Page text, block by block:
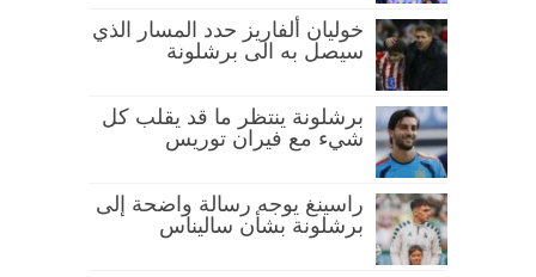
خوليان ألفاريز حدد المسار الذي
سيصل به الى برشلونة
برشلونة ينتظر ما قد يقلب كل
شيء مع فيران توريس
راسينغ يوجه رسالة واضحة إلى
برشلونة بشأن ساليناس